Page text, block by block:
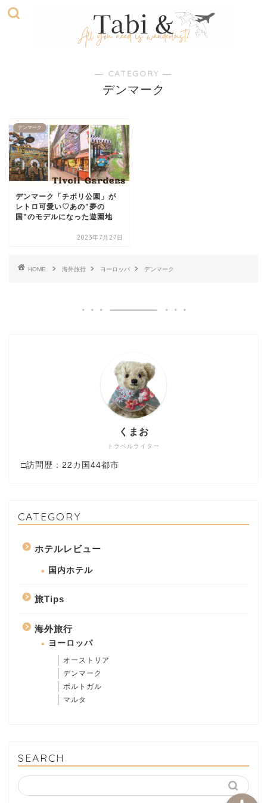
― CATEGORY ―
デンマーク
デンマーク
デンマーク「チボリ公園」が
レトロ可愛い♡あの"夢の
国"のモデルになった遊園地
2023年7月27日
HOME 海外旅行 ヨーロッパ デンマーク
トラベルライター
くまお
□訪問歴：22カ国44都市
CATEGORY
ホテルレビュー
国内ホテル
旅Tips
海外旅行
ヨーロッパ
オーストリア
デンマーク
ポルトガル
マルタ
SEARCH